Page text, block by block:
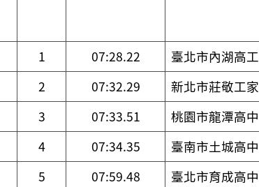
1 07:28.22 臺北市內湖高工
2 07:32.29 新北市莊敬工家
3 07:33.51 桃園市龍潭高中
4 07:34.35 臺南市土城高中
5 07:59.48 臺北市育成高中